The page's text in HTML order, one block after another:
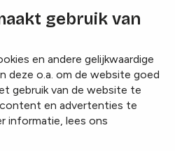
gebruik van
en andere gelijkwaardige
deze o.a. om de website goed
gebruik van de website te
en advertenties te
informatie, lees ons
Specials